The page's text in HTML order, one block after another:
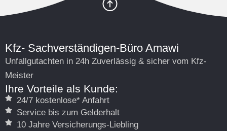
Kfz- Sachverständigen-Büro Amawi
Unfallgutachten in 24h Zuverlässig & sicher vom Kfz-
Meister
Ihre Vorteile als Kunde:
24/7 kostenlose* Anfahrt
Service bis zum Gelderhalt
10 Jahre Versicherungs-Liebling